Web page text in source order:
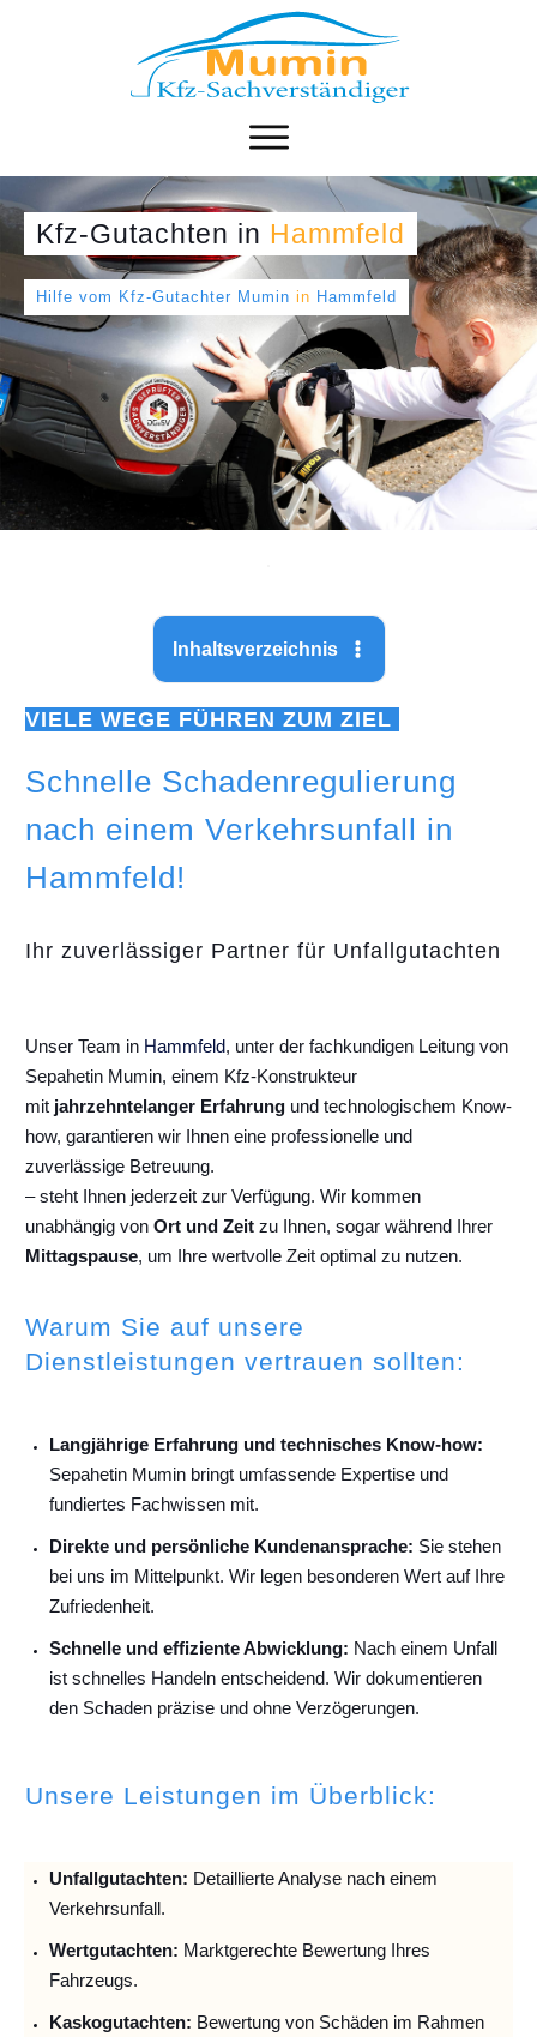
Kfz-Gutachten in Hammfeld
Hilfe vom Kfz-Gutachter Mumin in Hammfeld
Inhaltsverzeichnis
VIELE WEGE FÜHREN ZUM ZIEL
Schnelle Schadenregulierung
nach einem Verkehrsunfall in
Hammfeld!
Ihr zuverlässiger Partner für Unfallgutachten
Unser Team in Hammfeld, unter der fachkundigen Leitung von
Sepahetin Mumin, einem Kfz-Konstrukteur
mit jahrzehntelanger Erfahrung und technologischem Know-
how, garantieren wir Ihnen eine professionelle und
zuverlässige Betreuung.
– steht Ihnen jederzeit zur Verfügung. Wir kommen
unabhängig von Ort und Zeit zu Ihnen, sogar während Ihrer
Mittagspause, um Ihre wertvolle Zeit optimal zu nutzen.
Warum Sie auf unsere
Dienstleistungen vertrauen sollten:
Langjährige Erfahrung und technisches Know-how:
Sepahetin Mumin bringt umfassende Expertise und
fundiertes Fachwissen mit.
Direkte und persönliche Kundenansprache: Sie stehen
bei uns im Mittelpunkt. Wir legen besonderen Wert auf Ihre
Zufriedenheit.
Schnelle und effiziente Abwicklung: Nach einem Unfall
ist schnelles Handeln entscheidend. Wir dokumentieren
den Schaden präzise und ohne Verzögerungen.
Unsere Leistungen im Überblick:
Unfallgutachten: Detaillierte Analyse nach einem
Verkehrsunfall.
Wertgutachten: Marktgerechte Bewertung Ihres
Fahrzeugs.
Kaskogutachten: Bewertung von Schäden im Rahmen